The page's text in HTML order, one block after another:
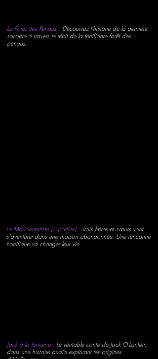
La Forêt des Pendus : Découvrez l'histoire de la dernière
sorcière à travers le récit de la terrifiante forêt des
pendus.
Le Marionnettiste (2 parties) : Trois frères et sœurs vont
s'aventurer dans une maison abandonnée. Une rencontre
horrifique va changer leur vie
Jack à la lanterne : Le véritable conte de Jack O'Lantern
dans une histoire audio explorant les origines